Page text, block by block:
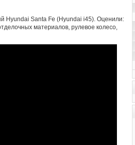
Hyundai Santa Fe (Hyundai i45). Оценили:
материалов, рулевое колесо,